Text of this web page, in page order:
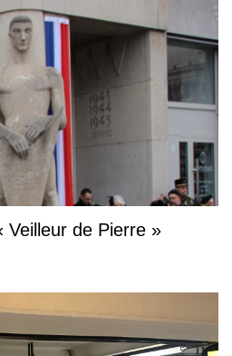
Veilleur de Pierre »